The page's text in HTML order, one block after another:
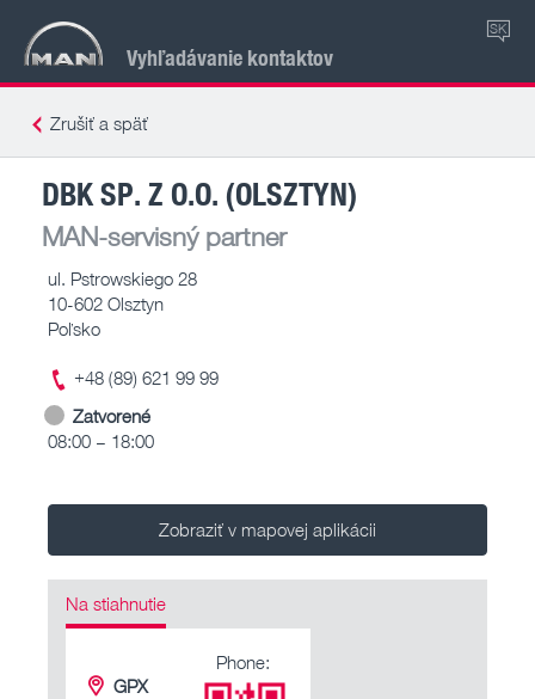
Vyhľadávanie kontaktov
SK
Zrušiť a späť
DBK SP. Z O.O. (OLSZTYN)
MAN-servisný partner
ul. Pstrowskiego 28
10-602 Olsztyn
Poľsko
+48 (89) 621 99 99
Zatvorené
08:00 – 18:00
Zobraziť v mapovej aplikácii
Na stiahnutie
GPX
Phone: